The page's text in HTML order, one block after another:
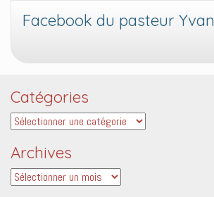
Facebook du pasteur Yvan
Catégories
Catégories
Archives
Archives